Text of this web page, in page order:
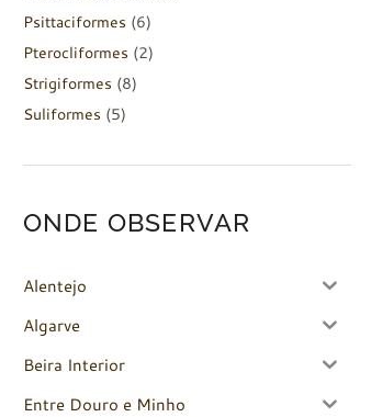
Psittaciformes (6)
Pterocliformes (2)
Strigiformes (8)
Suliformes (5)
ONDE OBSERVAR
Alentejo
Algarve
Beira Interior
Entre Douro e Minho